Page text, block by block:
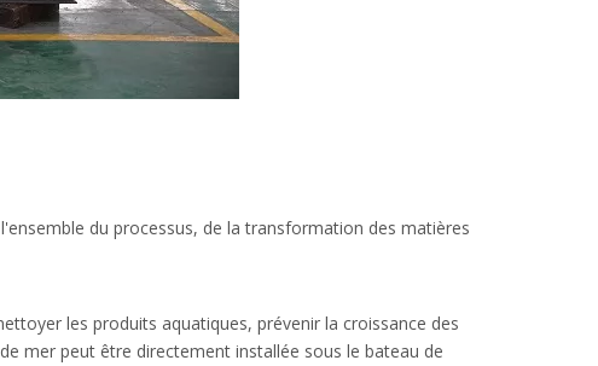
du processus, de la transformation des matières
les produits aquatiques, prévenir la croissance des
mer peut être directement installée sous le bateau de